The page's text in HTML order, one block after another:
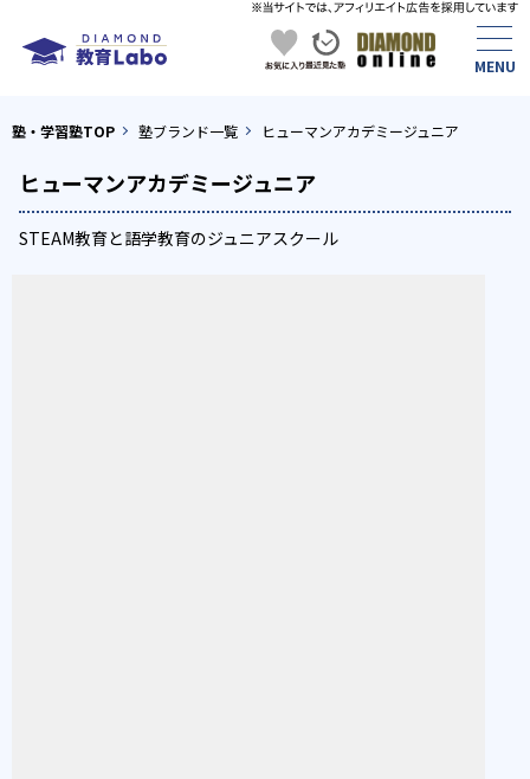
塾・学習塾TOP 塾ブランド一覧 ヒューマンアカデミージュニア
ヒューマンアカデミージュニア
STEAM教育と語学教育のジュニアスクール